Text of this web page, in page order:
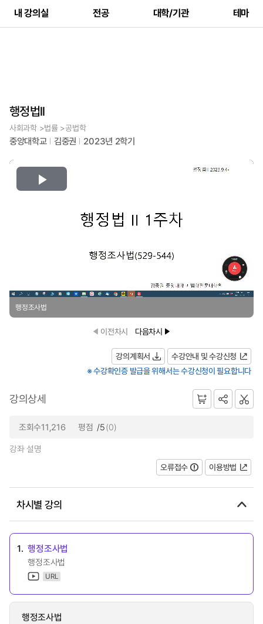
내 강의실 전공 대학/기관 테마
행정법ll
사회과학 >법률 >공법학
중앙대학교 김중권 2023년 2학기
Play
Video
행정조사법
이전차시 다음차시
강의계획서
수강안내 및 수강신청
※ 수강확인증 발급을 위해서는 수강신청이 필요합니다
강의상세
조회수11,216 평점 /5(0)
강좌 설명
오류접수
이용방법
차시별 강의
1. 행정조사법
행정조사법
URL
행정조사법